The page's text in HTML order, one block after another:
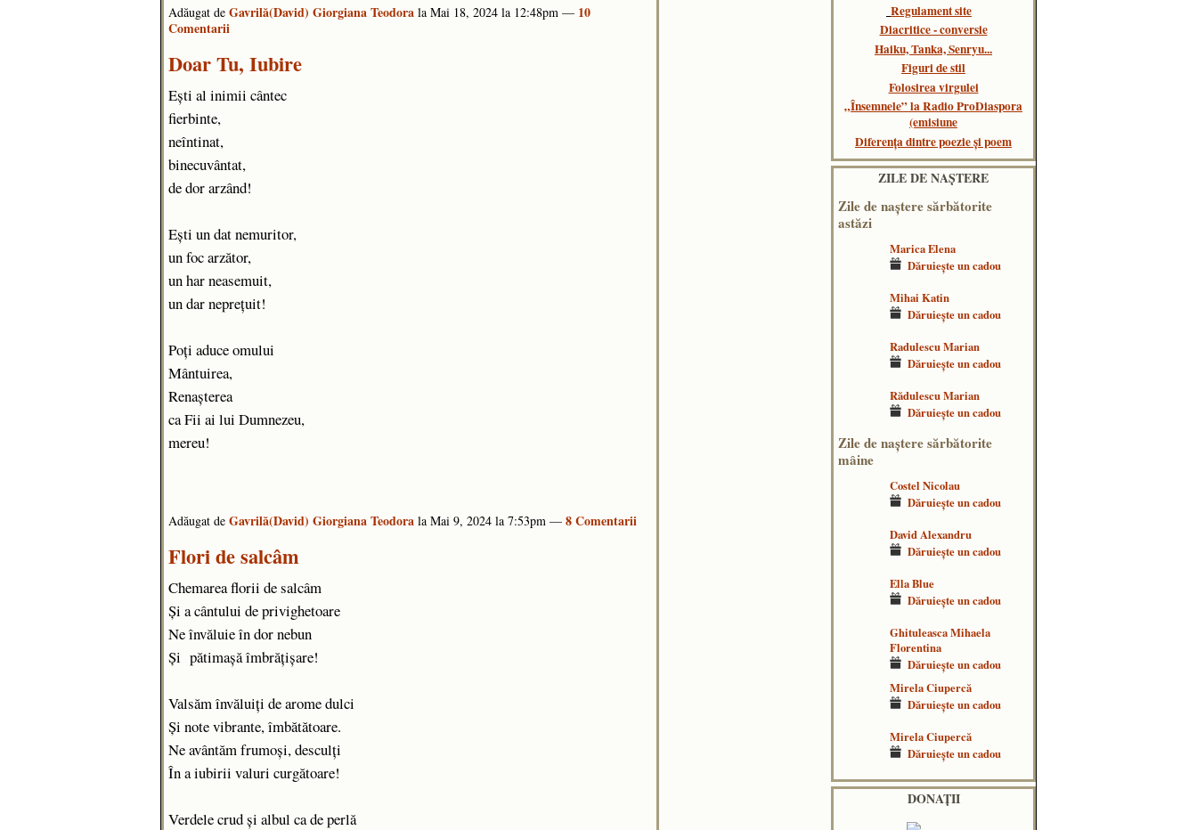
Adăugat de Gavrilă(David) Giorgiana Teodora la Mai 18, 2024 la 12:48pm — 10
Comentarii
Doar Tu, Iubire
Ești al inimii cântec
fierbinte,
neîntinat,
binecuvântat,
de dor arzând!
Ești un dat nemuritor,
un foc arzător,
un har neasemuit,
un dar neprețuit!
Poți aduce omului
Mântuirea,
Renașterea
ca Fii ai lui Dumnezeu,
mereu!
Adăugat de Gavrilă(David) Giorgiana Teodora la Mai 9, 2024 la 7:53pm — 8 Comentarii
Flori de salcâm
Chemarea florii de salcâm
Și a cântului de privighetoare
Ne învăluie în dor nebun
Și pătimașă îmbrățișare!
Valsăm învăluiți de arome dulci
Și note vibrante, îmbătătoare.
Ne avântăm frumoși, desculți
În a iubirii valuri curgătoare!
Verdele crud și albul ca de perlă
Regulament site
Diacritice - conversie
Haiku, Tanka, Senryu...
Figuri de stil
Folosirea virgulei
„Însemnele” la Radio ProDiaspora
(emisiune
Diferența dintre poezie și poem
ZILE DE NAŞTERE
Zile de naştere sărbătorite
astăzi
Marica Elena
Dăruieşte un cadou
Mihai Katin
Dăruieşte un cadou
Radulescu Marian
Dăruieşte un cadou
Rădulescu Marian
Dăruieşte un cadou
Zile de naştere sărbătorite
mâine
Costel Nicolau
Dăruieşte un cadou
David Alexandru
Dăruieşte un cadou
Ella Blue
Dăruieşte un cadou
Ghituleasca Mihaela
Florentina
Dăruieşte un cadou
Mirela Ciupercă
Dăruieşte un cadou
Mirela Ciupercă
Dăruieşte un cadou
DONAȚII